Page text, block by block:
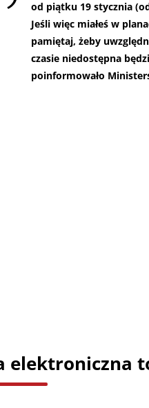
od piątku 19 stycznia
Jeśli więc miałeś w
pamiętaj, żeby
czasie niedostępna
poinformowało
elektroniczna